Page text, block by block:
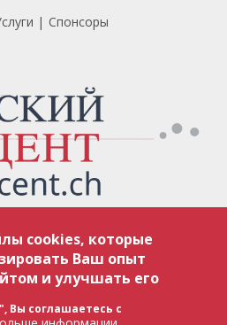
Спонсоры
Швейцарии об авторском праве и
Полное или частичное использование
редакции. В случае полного
материалов сайта rusaccent.ch,
на конкретный заимствованный
редакцией rusaccent.ch, являются
Полное или частичное
cookies, которые
Ваш опыт
и улучшать его
Вы соглашаетесь с